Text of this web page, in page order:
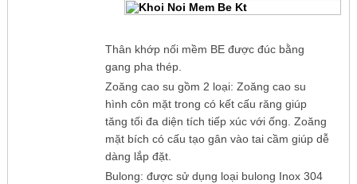
Thân khớp nối mềm BE được đúc bằng
gang pha thép.
Zoăng cao su gồm 2 loại: Zoăng cao su
hình côn mặt trong có kết cấu răng giúp
tăng tối đa diện tích tiếp xúc với ống. Zoăng
mặt bích có cấu tạo gân vào tai cầm giúp dễ
dàng lắp đặt.
Bulong: được sử dụng loại bulong Inox 304